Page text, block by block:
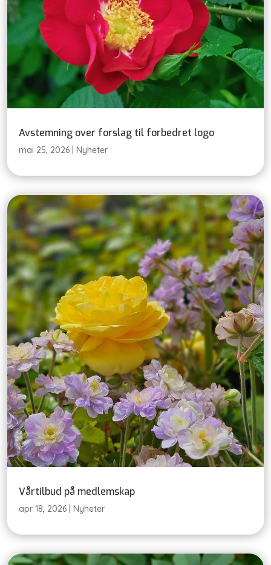
Avstemning over forslag til forbedret logo
mai 25, 2026 |Nyheter
Vårtilbud på medlemskap
apr 18, 2026 |Nyheter